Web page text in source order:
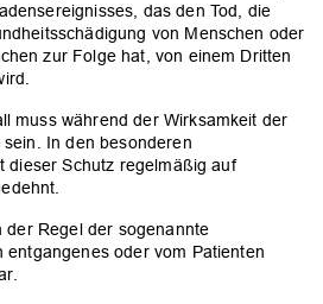
das den Tod, die
von Menschen oder
zur Folge hat, von einem Dritten
muss während der Wirksamkeit der
In den besonderen
dieser Schutz regelmäßig auf
der Regel der sogenannte
entgangenes oder vom Patienten